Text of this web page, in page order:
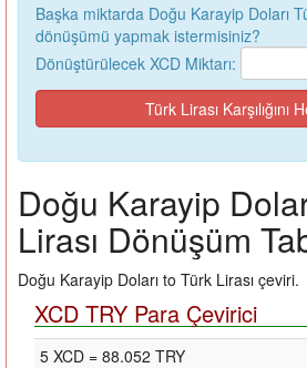
Başka miktarda Doğu Karayip Doları
dönüşümü yapmak istermisiniz?
Dönüştürülecek XCD Miktarı:
Doğu Karayip
Lirası Dönüşüm
Doğu Karayip Doları to Türk Lirası çeviri.
XCD TRY Para Çevirici
5 XCD = 88.052 TRY